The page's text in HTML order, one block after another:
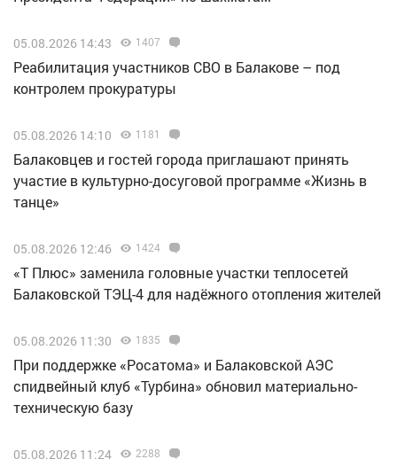
05.08.2026 14:43 1407
Реабилитация участников СВО в Балакове – под
контролем прокуратуры
05.08.2026 14:10 1181
Балаковцев и гостей города приглашают принять
участие в культурно-досуговой программе «Жизнь в
танце»
05.08.2026 12:46 1424
«Т Плюс» заменила головные участки теплосетей
Балаковской ТЭЦ-4 для надёжного отопления жителей
05.08.2026 11:30 1835
При поддержке «Росатома» и Балаковской АЭС
спидвейный клуб «Турбина» обновил материально-
техническую базу
05.08.2026 11:24 2288